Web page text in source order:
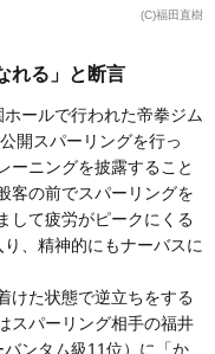
(C)福田直樹
れる」と断言
ールで行われた帝拳ジム
開スパーリングを行っ
ーニングを披露すること
客の前でスパーリングを
して疲労がピークにくる
、精神的にもナーバスに
けた状態で逆立ちをする
スパーリング相手の福井
ンタム級11位）に「か